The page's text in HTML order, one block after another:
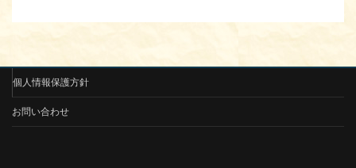
個人情報保護方針
お問い合わせ